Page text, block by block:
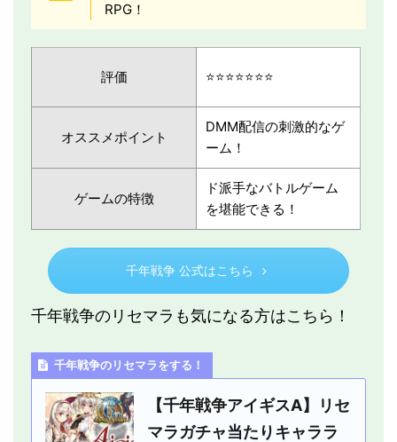
RPG！
評価 ⭐️⭐️⭐️⭐️⭐️⭐️⭐️
オススメポイント
DMM配信の刺激的なゲ
ーム！
ゲームの特徴
ド派手なバトルゲーム
を堪能できる！
千年戦争 公式はこちら
千年戦争のリセマラも気になる方はこちら！
千年戦争のリセマラをする！
【千年戦争アイギスA】リセ
マラガチャ当たりキャララ